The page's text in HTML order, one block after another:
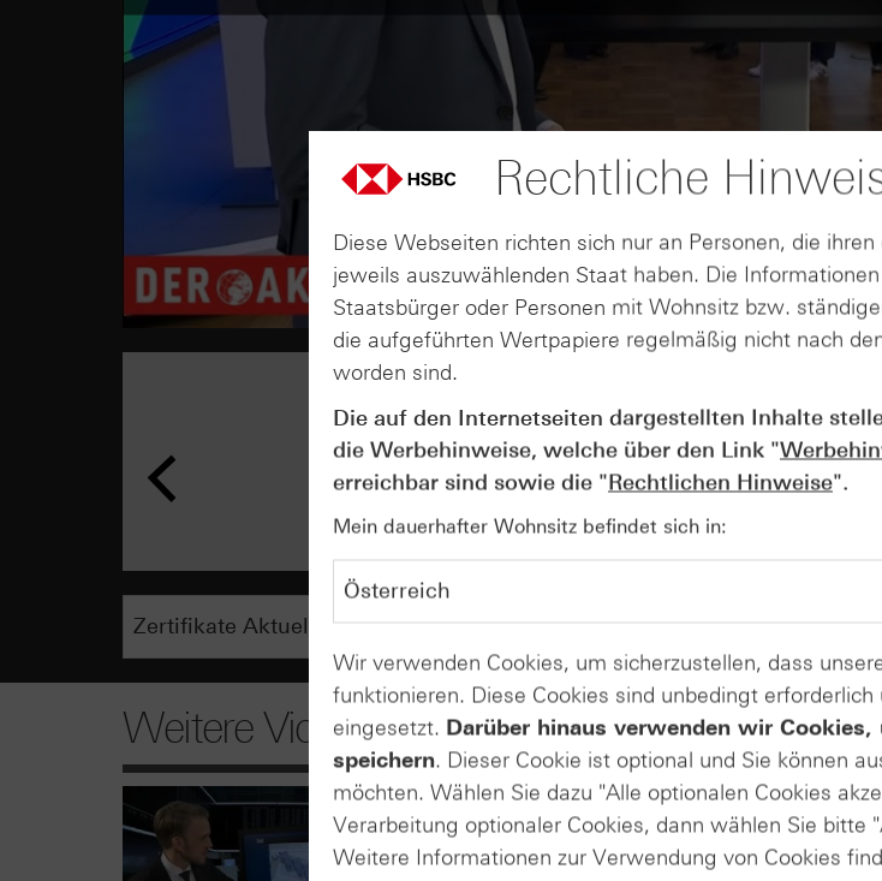
AUGUST
07
Wie lange bleibt
Rekordlaune? -
07.08.26
Weitere Videos
Rechtliche
Diese Webseiten richten sich nur an Personen, die
jeweils auszuwählenden Staat haben. Die
Staatsbürger oder Personen mit Wohnsitz bzw.
die aufgeführten Wertpapiere regelmäßig nicht nach
worden sind.
Die auf den Internetseiten dargestellten Inhalte
die Werbehinweise, welche über den Link "
erreichbar sind sowie die "Rechtlichen Hinweise".
Mein dauerhafter Wohnsitz befindet sich in:
Wir verwenden Cookies, um sicherzustellen, dass
funktionieren. Diese Cookies sind unbedingt
eingesetzt. Darüber hinaus verwenden wir
speichern. Dieser Cookie ist optional und Sie können
möchten. Wählen Sie dazu "Alle optionalen Cookies
Verarbeitung optionaler Cookies, dann wählen Sie bitte
Weitere Informationen zur Verwendung von Cookies